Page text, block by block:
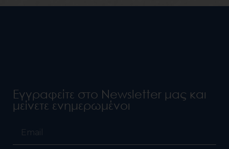
Εγγραφείτε στο Newsletter μας και
μείνετε ενημερωμένοι